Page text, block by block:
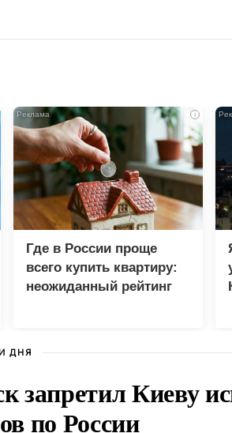
i
Где в России проще
всего купить квартиру:
неожиданный рейтинг
ДНЯ
Киеву
по России